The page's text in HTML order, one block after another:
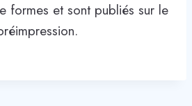
formes et sont publiés sur le